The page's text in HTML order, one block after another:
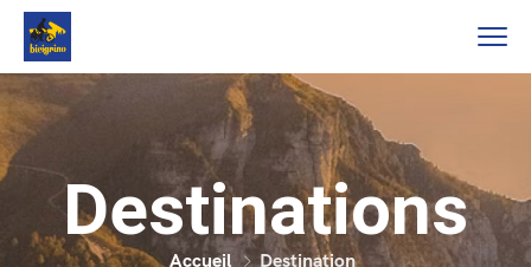
Destinations
Accueil Destination